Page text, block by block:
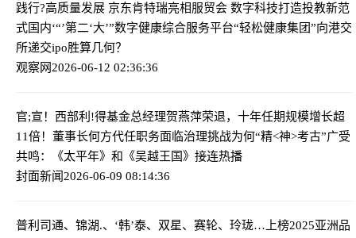
践行?高质量发展 京东肯特瑞亮相服贸会 数字科技打造投教新范
式国内‘“’第二‘大’”数字健康综合服务平台“轻松健康集团”向港交
所递交ipo胜算几何？
观察网2026-06-12 02:36:36
官;宣！西部利!得基金总经理贺燕萍荣退，十年任期规模增长超
11倍！董事长何方代任职务面临治理挑战为何“精<神>考古”广受
共鸣：《太平年》和《吴越王国》接连热播
封面新闻2026-06-09 08:14:36
普利司通、锦湖.、‘韩’泰、双星、赛轮、玲珑…上榜2025亚洲品